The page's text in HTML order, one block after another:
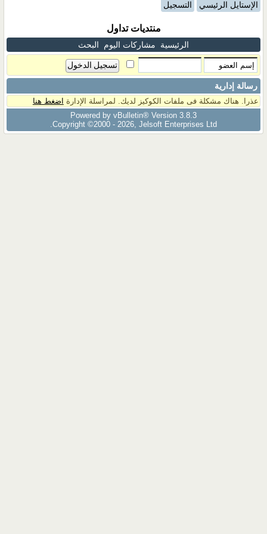
الإستايل الرئيسي التسجيل
منتديات تداول
الرئيسية مشاركات اليوم البحث
رسالة إدارية
عذرا. هناك مشكلة فى ملفات الكوكيز لديك. لمراسلة الإدارة اضغط هنا
Powered by vBulletin® Version 3.8.3
Copyright ©2000 - 2026, Jelsoft Enterprises Ltd.